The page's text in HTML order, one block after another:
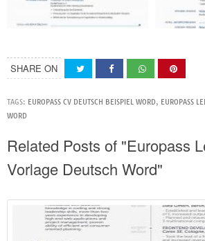
SHARE ON
TAGS: EUROPASS CV DEUTSCH BEISPIEL WORD, EUROPASS
WORD
Related Posts of "Europass
Vorlage Deutsch Word"